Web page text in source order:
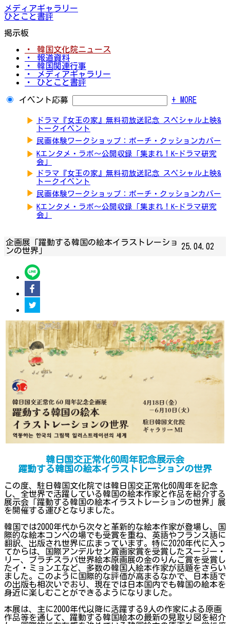
メディアギャラリー
ひとこと書評
掲示板
・ 韓国文化院ニュース
・ 報道資料
・ 韓国関連行事
・ メディアギャラリー
・ ひとこと書評
イベント応募 + MORE
▶
ドラマ『女王の家』無料初放送記念 スペシャル上映&
トークイベント
▶ 民画体験ワークショップ：ポーチ・クッションカバー
▶ Kエンタメ・ラボ～公開収録「集まれ！K-ドラマ研究
会」
▶
ドラマ『女王の家』無料初放送記念 スペシャル上映&
トークイベント
▶ 民画体験ワークショップ：ポーチ・クッションカバー
▶ Kエンタメ・ラボ～公開収録「集まれ！K-ドラマ研究
会」
企画展「躍動する韓国の絵本イラストレーショ
ンの世界」
25.04.02
韓日国交正常化60周年記念展示会
躍動する韓国の絵本イラストレーションの世界
この度、駐日韓国文化院では韓日国交正常化60周年を記念
し、全世界で活躍している韓国の絵本作家と作品を紹介する
展示会「躍動する韓国の絵本イラストレーションの世界」展
を開催する運びとなりました。
韓国では2000年代から次々と革新的な絵本作家が登場し、国
際的な絵本コンペの場でも受賞を重ね、英語やフランス語に
翻訳、出版され世界に広まっています。特に2020年代に入っ
てからは、国際アンデルセン賞画家賞を受賞したスージー・
リー、ブラチスラバ世界絵本原画展の金のりんご賞を受賞し
たイ・ミョンエなど、多数の韓国人絵本作家が話題をさらい
ました。このように国際的な評価が高まるなかで、日本語で
の出版も相次いでおり、現在では日本国内でも韓国の絵本を
身近に楽しむことができるようになりました。
本展は、主に2000年代以降に活躍する9人の作家による原画
作品等を通して、躍動する韓国絵本の最新の見取り図を紹介